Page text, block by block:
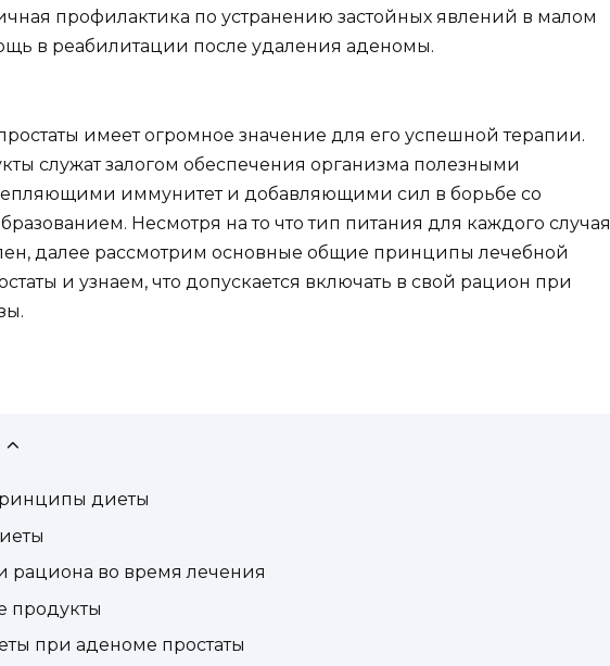
профилактика по устранению застойных явлений в малом
в реабилитации после удаления аденомы.
имеет огромное значение для его успешной терапии.
служат залогом обеспечения организма полезными
иммунитет и добавляющими сил в борьбе со
Несмотря на то что тип питания для каждого случая
далее рассмотрим основные общие принципы лечебной
и узнаем, что допускается включать в свой рацион при
диеты
рациона во время лечения
продукты
при аденоме простаты